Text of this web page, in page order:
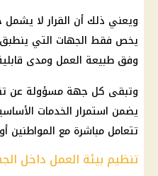
ويعني ذلك أن القرار لا يشمل
يخص فقط الجهات التي ينطبق
وفق طبيعة العمل ومدى
وتبقى كل جهة مسؤولة عن
يضمن استمرار الخدمات
تتعامل مباشرة مع المواطنين
تنظيم بيئة العمل داخل